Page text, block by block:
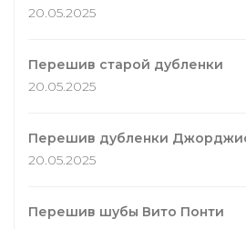
20.05.2025
Перешив старой дубленки
20.05.2025
Перешив дубленки
20.05.2025
Перешив шубы Вито Понти